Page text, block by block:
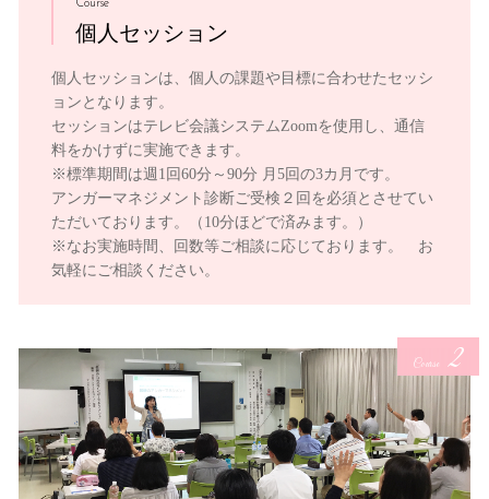
Course
個人セッション
個人セッションは、個人の課題や目標に合わせたセッシ
ョンとなります。
セッションはテレビ会議システムZoomを使用し、通信
料をかけずに実施できます。
※標準期間は週1回60分～90分 月5回の3カ月です。
アンガーマネジメント診断ご受検２回を必須とさせてい
ただいております。（10分ほどで済みます。）
※なお実施時間、回数等ご相談に応じております。 お
気軽にご相談ください。
Course 2